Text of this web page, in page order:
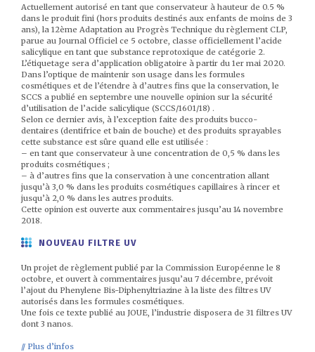
Actuellement autorisé en tant que conservateur à hauteur de 0.5 %
dans le produit fini (hors produits destinés aux enfants de moins de 3
ans), la 12ème Adaptation au Progrès Technique du règlement CLP,
parue au Journal Officiel ce 5 octobre, classe officiellement l’acide
salicylique en tant que substance reprotoxique de catégorie 2.
L’étiquetage sera d’application obligatoire à partir du 1er mai 2020.
Dans l’optique de maintenir son usage dans les formules
cosmétiques et de l’étendre à d’autres fins que la conservation, le
SCCS a publié en septembre une nouvelle opinion sur la sécurité
d’utilisation de l’acide salicylique (SCCS/1601/18) .
Selon ce dernier avis, à l’exception faite des produits bucco-
dentaires (dentifrice et bain de bouche) et des produits sprayables
cette substance est sûre quand elle est utilisée :
– en tant que conservateur à une concentration de 0,5 % dans les
produits cosmétiques ;
– à d’autres fins que la conservation à une concentration allant
jusqu’à 3,0 % dans les produits cosmétiques capillaires à rincer et
jusqu’à 2,0 % dans les autres produits.
Cette opinion est ouverte aux commentaires jusqu’au 14 novembre
2018.
NOUVEAU FILTRE UV
Un projet de règlement publié par la Commission Européenne le 8
octobre, et ouvert à commentaires jusqu’au 7 décembre, prévoit
l’ajout du Phenylene Bis-Diphenyltriazine à la liste des filtres UV
autorisés dans les formules cosmétiques.
Une fois ce texte publié au JOUE, l’industrie disposera de 31 filtres UV
dont 3 nanos.
// Plus d’infos